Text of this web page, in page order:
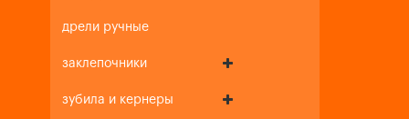
дрели ручные
заклепочники
зубила и кернеры